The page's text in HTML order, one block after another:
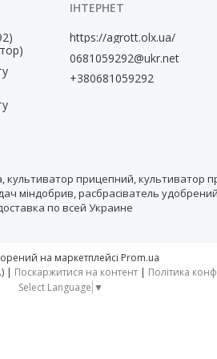
https://agrott.olx.ua/
0681059292@ukr.net
+380681059292
прицепний, культиватор
міндобрив, расбрасіватель
по всей Украине
на маркетплейсі Prom.ua
тм АгротехГРУП (ФОП Іванов А.О.) | Поскаржитися на контент | Політика
Select Language ▼